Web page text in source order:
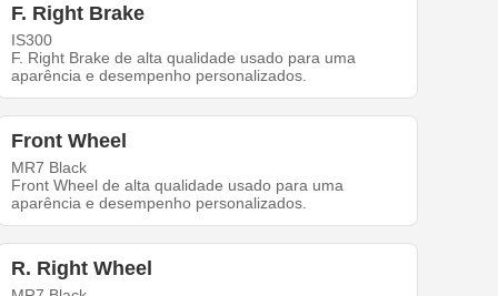
F. Right Brake
IS300
F. Right Brake de alta qualidade usado para uma
aparência e desempenho personalizados.
Front Wheel
MR7 Black
Front Wheel de alta qualidade usado para uma
aparência e desempenho personalizados.
R. Right Wheel